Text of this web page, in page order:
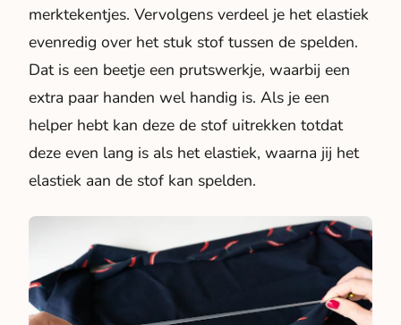
merktekentjes. Vervolgens verdeel je het elastiek
evenredig over het stuk stof tussen de spelden.
Dat is een beetje een prutswerkje, waarbij een
extra paar handen wel handig is. Als je een
helper hebt kan deze de stof uitrekken totdat
deze even lang is als het elastiek, waarna jij het
elastiek aan de stof kan spelden.